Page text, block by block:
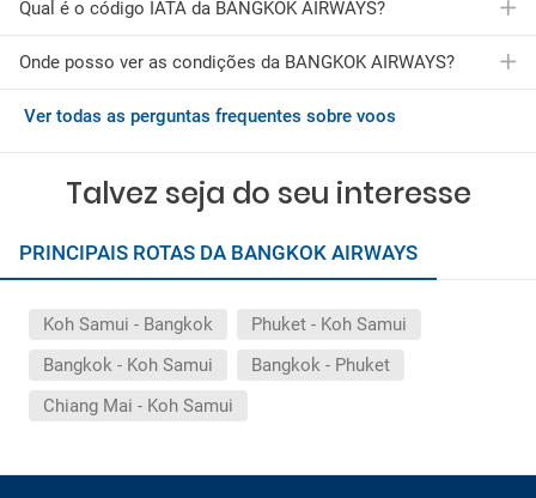
A BANGKOK AIRWAYS oferece vários voos para mais de 3
BANGKOK AIRWAYS são as seguintes:
Voos de Phuket para Koh Samui
Voos de Bangkok para Koh Samui
Voos de Chiang Mai para Koh Samui
Reserve o seu voo com a BANGKOK AIRWAYS através da
Qual é o código IATA da BANGKOK AIRWAYS?
O código IATA da BANGKOK AIRWAYS é PG
Onde posso ver as condições da BANGKOK AIRWAYS?
Você pode consultar as condições gerais da BANGKOK
Ver todas as perguntas frequentes sobre voos
Talvez seja do seu interesse
PRINCIPAIS ROTAS DA BANGKOK AIRWAYS
Koh Samui - Bangkok
Phuket - Koh Samui
Bangkok - Koh Samui
Bangkok - Phuket
Chiang Mai - Koh Samui